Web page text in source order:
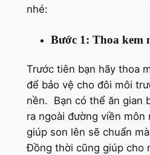
nhé:
Bước 1: Thoa kem
Trước tiên bạn hãy thoa
để bảo vệ cho đôi môi
nền. Bạn có thể ăn gian
ra ngoài đường viền
giúp son lên sẽ chuẩn
Đồng thời cũng giúp cho